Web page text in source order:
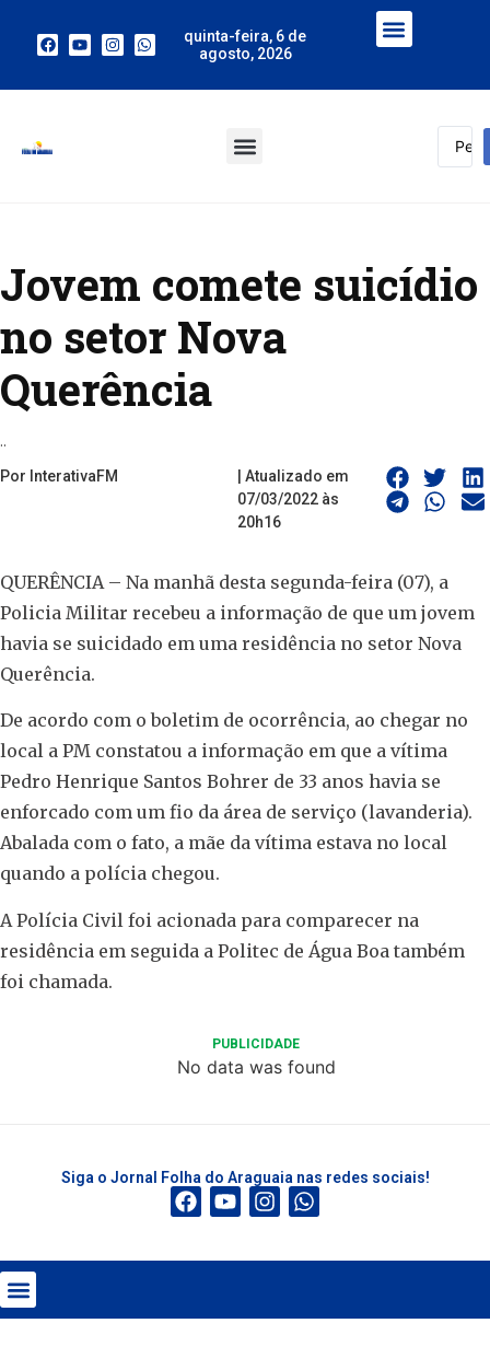
quinta-feira, 6 de
agosto, 2026
Jovem comete suicídio
no setor Nova
Querência
..
Por InterativaFM
| Atualizado em
07/03/2022 às
20h16
QUERÊNCIA – Na manhã desta segunda-feira (07), a
Policia Militar recebeu a informação de que um jovem
havia se suicidado em uma residência no setor Nova
Querência.
De acordo com o boletim de ocorrência, ao chegar no
local a PM constatou a informação em que a vítima
Pedro Henrique Santos Bohrer de 33 anos havia se
enforcado com um fio da área de serviço (lavanderia).
Abalada com o fato, a mãe da vítima estava no local
quando a polícia chegou.
A Polícia Civil foi acionada para comparecer na
residência em seguida a Politec de Água Boa também
foi chamada.
PUBLICIDADE
No data was found
Siga o Jornal Folha do Araguaia nas redes sociais!